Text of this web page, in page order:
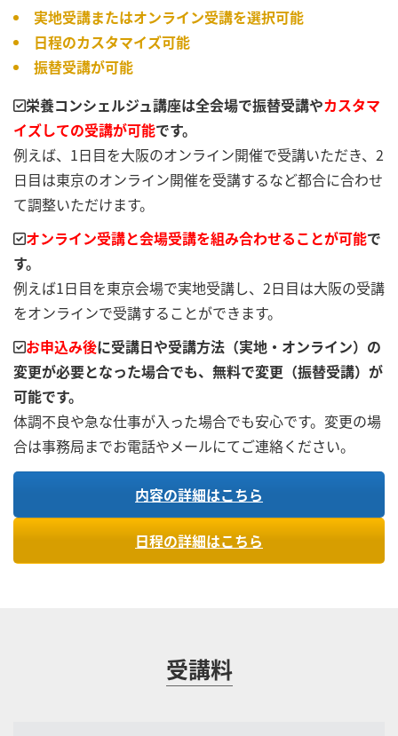
実地受講またはオンライン受講を選択可能
日程のカスタマイズ可能
振替受講が可能
栄養コンシェルジュ講座は全会場で振替受講やカスタマ
イズしての受講が可能です。
例えば、1日目を大阪のオンライン開催で受講いただき、2
日目は東京のオンライン開催を受講するなど都合に合わせ
て調整いただけます。
オンライン受講と会場受講を組み合わせることが可能で
す。
例えば1日目を東京会場で実地受講し、2日目は大阪の受講
をオンラインで受講することができます。
お申込み後に受講日や受講方法（実地・オンライン）の
変更が必要となった場合でも、無料で変更（振替受講）が
可能です。
体調不良や急な仕事が入った場合でも安心です。変更の場
合は事務局までお電話やメールにてご連絡ください。
内容の詳細はこちら
日程の詳細はこちら
受講料